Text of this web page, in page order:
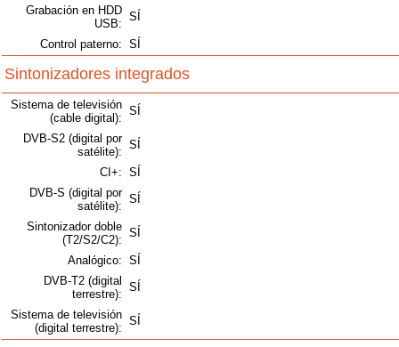
Grabación en HDD
USB:
SÍ
Control paterno: SÍ
Sintonizadores integrados
Sistema de televisión
(cable digital):
SÍ
DVB-S2 (digital por
satélite):
SÍ
CI+: SÍ
DVB-S (digital por
satélite):
SÍ
Sintonizador doble
(T2/S2/C2):
SÍ
Analógico: SÍ
DVB-T2 (digital
terrestre):
SÍ
Sistema de televisión
(digital terrestre):
SÍ